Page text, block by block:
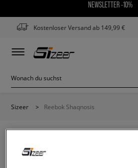
NEWSLETTER -10%
Kostenloser Versand ab 149,99 €
Sizeer > Reebok Shaqnosis